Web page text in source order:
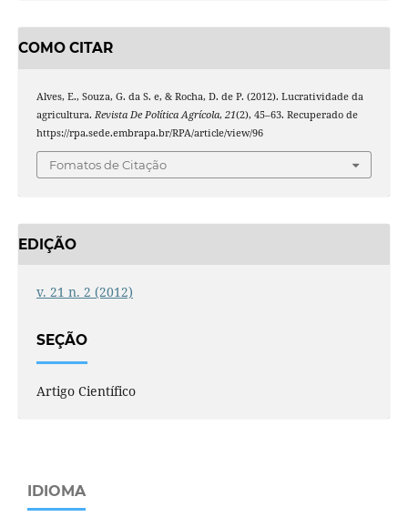
COMO CITAR
Alves, E., Souza, G. da S. e, & Rocha, D. de P. (2012). Lucratividade da
agricultura. Revista De Política Agrícola, 21(2), 45–63. Recuperado de
https://rpa.sede.embrapa.br/RPA/article/view/96
Fomatos de Citação
EDIÇÃO
v. 21 n. 2 (2012)
SEÇÃO
Artigo Científico
IDIOMA